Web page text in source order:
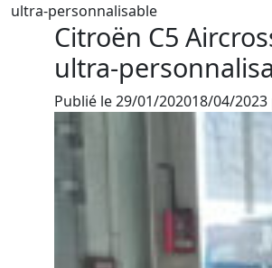
ultra-personnalisable
Citroën C5
ultra-
Publié le29/01/202018/04/2023